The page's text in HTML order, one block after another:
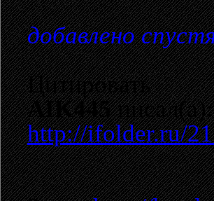
добавлено
Цитировать
AIK445писал(а):
http://ifolder.ru/